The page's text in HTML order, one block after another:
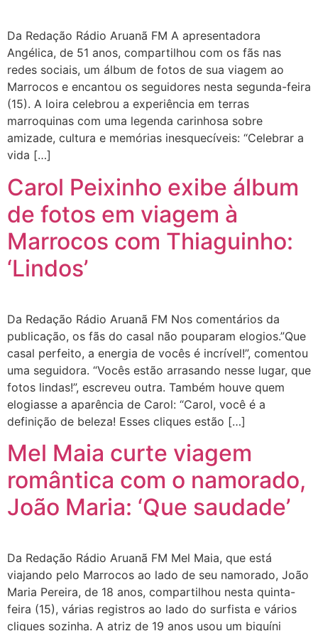
Da Redação Rádio Aruanã FM A apresentadora
Angélica, de 51 anos, compartilhou com os fãs nas
redes sociais, um álbum de fotos de sua viagem ao
Marrocos e encantou os seguidores nesta segunda-feira
(15). A loira celebrou a experiência em terras
marroquinas com uma legenda carinhosa sobre
amizade, cultura e memórias inesquecíveis: “Celebrar a
vida […]
Carol Peixinho exibe álbum
de fotos em viagem à
Marrocos com Thiaguinho:
‘Lindos’
Da Redação Rádio Aruanã FM Nos comentários da
publicação, os fãs do casal não pouparam elogios.”Que
casal perfeito, a energia de vocês é incrível!”, comentou
uma seguidora. “Vocês estão arrasando nesse lugar, que
fotos lindas!”, escreveu outra. Também houve quem
elogiasse a aparência de Carol: “Carol, você é a
definição de beleza! Esses cliques estão […]
Mel Maia curte viagem
romântica com o namorado,
João Maria: ‘Que saudade’
Da Redação Rádio Aruanã FM Mel Maia, que está
viajando pelo Marrocos ao lado de seu namorado, João
Maria Pereira, de 18 anos, compartilhou nesta quinta-
feira (15), várias registros ao lado do surfista e vários
cliques sozinha. A atriz de 19 anos usou um biquíni